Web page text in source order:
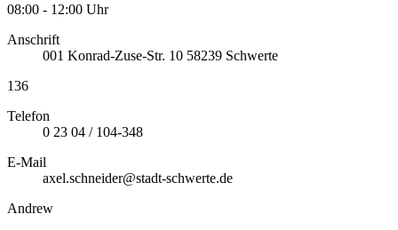
08:00 - 12:00 Uhr
Anschrift
001 Konrad-Zuse-Str. 10 58239 Schwerte
136
Telefon
0 23 04 / 104-348
E-Mail
axel.schneider@stadt-schwerte.de
Andrew